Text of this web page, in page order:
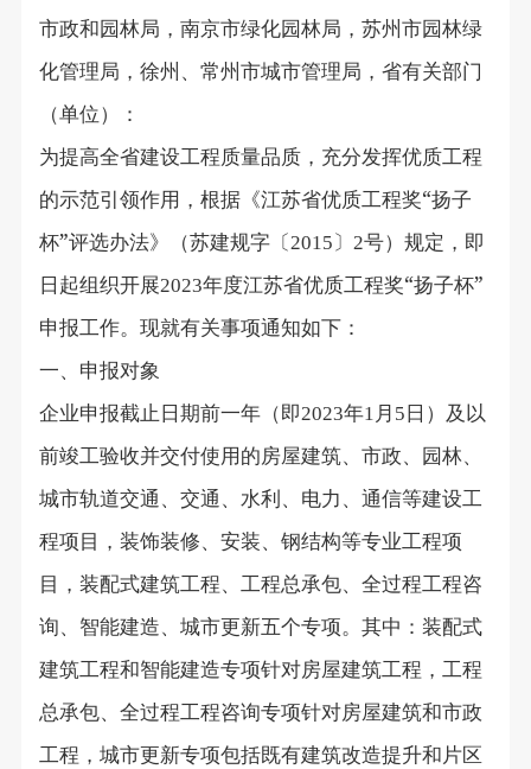
市政和园林局，南京市绿化园林局，苏州市园林绿
化管理局，徐州、常州市城市管理局，省有关部门
（单位）：
为提高全省建设工程质量品质，充分发挥优质工程
的示范引领作用，根据《江苏省优质工程奖“扬子
杯”评选办法》（苏建规字〔2015〕 2号）规定，即
日起组织开展2023年度江苏省优质工程奖“扬子杯”
申报工作。现就有关事项通知如下：
一、申报对象
企业申报截止日期前一年（即2023年1 月 5日）及以
前竣工验收并交付使用的房屋建筑、市政、园林、
城市轨道交通、交通、水利、电力、通信等建设工
程项目，装饰装修、安装、钢结构等专业工程项
目，装配式建筑工程、工程总承包、全过程工程咨
询、智能建造、城市更新五个专项。其中：装配式
建筑工程和智能建造专项针对房屋建筑工程，工程
总承包、全过程工程咨询专项针对房屋建筑和市政
工程，城市更新专项包括既有建筑改造提升和片区